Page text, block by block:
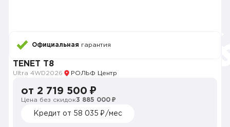
Официальная гарантия
TENET T8
Ultra 4WD2026 РОЛЬФ Центр
от 2 719 500 ₽
Цена без скидок3 885 000 ₽
Кредит от 58 035 ₽/мес